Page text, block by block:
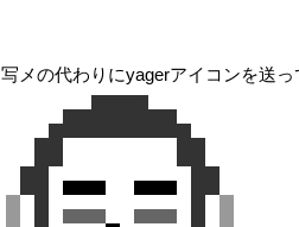
写メの代わりにyagerアイコンを送っ